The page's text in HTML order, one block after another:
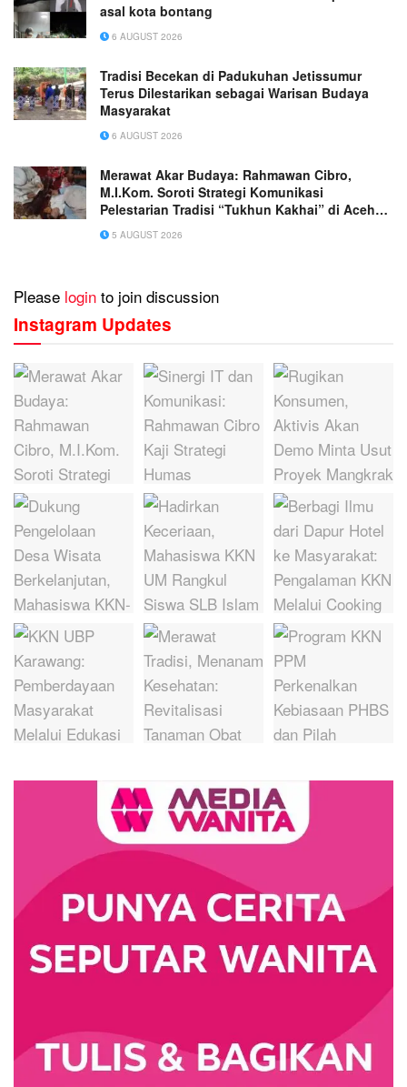
asal kota bontang
6 AUGUST 2026
Tradisi Becekan di Padukuhan Jetissumur
Terus Dilestarikan sebagai Warisan Budaya
Masyarakat
6 AUGUST 2026
Merawat Akar Budaya: Rahmawan Cibro,
M.I.Kom. Soroti Strategi Komunikasi
Pelestarian Tradisi “Tukhun Kakhai” di Aceh
Singkil
5 AUGUST 2026
Please login to join discussion
Instagram Updates